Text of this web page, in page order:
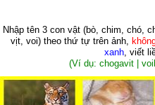
Nhập tên 3 con vật (bò, chim, chó,
vịt, voi)theo thứ tự trên ảnh,
xanh, viết
(Ví dụ: chogavit |